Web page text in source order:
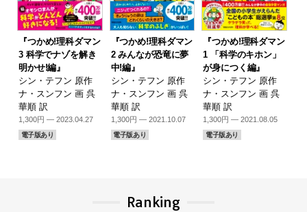
『つかめ!理科ダマン
3 科学でナゾを解き
明かせ!編』
シン・テフン 原作
ナ・スンフン 画 呉
華順 訳
1,300円 — 2023.04.27
電子版あり
『つかめ!理科ダマン
2 みんなが恐竜に夢
中!編』
シン・テフン 原作
ナ・スンフン 画 呉
華順 訳
1,300円 — 2021.10.07
電子版あり
『つかめ!理科ダマン
1 「科学のキホン」
が身につく編』
シン・テフン 原作
ナ・スンフン 画 呉
華順 訳
1,300円 — 2021.08.05
電子版あり
Ranking